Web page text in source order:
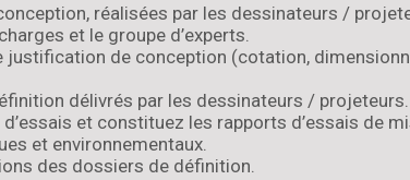
réalisées par les dessinateurs /
et le groupe d’experts.
justification de conception (cotation,
délivrés par les dessinateurs / projeteurs.
et constituez les rapports d’essais de
et environnementaux.
des dossiers de définition.